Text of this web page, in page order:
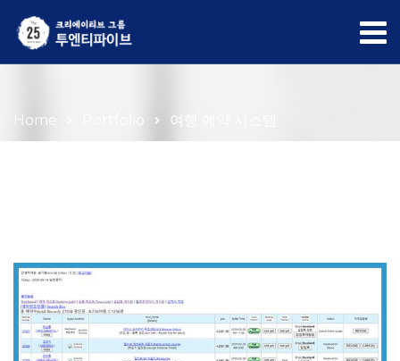
Portfolio
Home Portfolio 여행 예약 시스템